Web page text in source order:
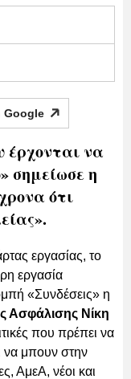
Google
να
σημείωσε η
ότι
εργασίας, το
εργασία
«Συνδέσεις» η
Ασφάλισης Νίκη
που πρέπει να
να μπουν στην
ΑμεΑ, νέοι και